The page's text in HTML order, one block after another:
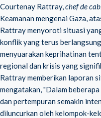
Courtenay Rattray,chef de
Keamanan mengenai Gaza,
Rattray menyoroti situasi
konflik yang terus
menyuarakan keprihatinan
regional dan krisis yang
Rattray memberikan laporan
mengatakan, "Dalam
dan pertempuran semakin
diluncurkan oleh kelompok-